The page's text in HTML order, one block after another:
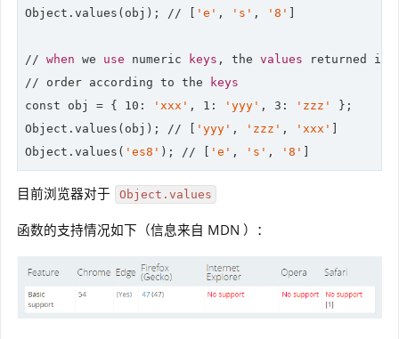
Object.values(obj); // 'e' , 's' , '8'
// when we use numeric keys , the values returned in
// order according to the
keys
const obj = { 10 : 'xxx' , 1 : 'yyy' , 3 : 'zzz'
};
Object.values(obj); // 'yyy' , 'zzz' , 'xxx'
Object.values( 'es8' ); // 'e' , 's' , '8'
目前浏览器对于 Object.values
函数的支持情况如下（信息来自 MDN ）：